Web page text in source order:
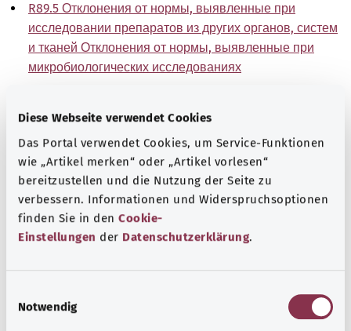
Diese Webseite verwendet Cookies
Das Portal verwendet Cookies, um Service-Funktionen
wie „Artikel merken“ oder „Artikel vorlesen“
bereitzustellen und die Nutzung der Seite zu
verbessern. Informationen und Widerspruchsoptionen
finden Sie in den Cookie-
Einstellungen der Datenschutzerklärung.
Notwendig
R89.5 Отклонения от нормы, выявленные при
исследовании препаратов из других органов, систем
и тканей Отклонения от нормы, выявленные при
микробиологических исследованиях
исследовании препаратов из других органов, систем
и тканей Отклонения от нормы, выявленные при
цитологических исследованиях
R89.7 Отклонения от нормы, выявленные при
исследовании препаратов из других органов, систем
и тканей Отклонения от нормы, выявленные при
гистологических исследованиях
исследовании препаратов из других органов, систем
и тканей Другие отклонения от нормы